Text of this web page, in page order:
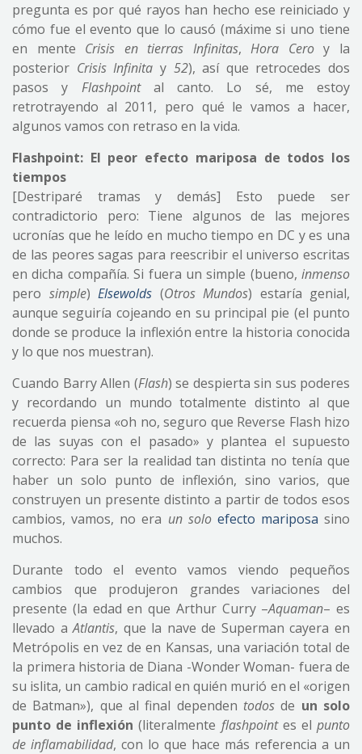
pregunta es por qué rayos han hecho ese reiniciado y
cómo fue el evento que lo causó (máxime si uno tiene
en mente Crisis en tierras Infinitas,Hora Ceroy la
posterior Crisis Infinita y 52), así que retrocedes dos
pasos y Flashpointal canto. Lo sé, me estoy
retrotrayendo al 2011, pero qué le vamos a hacer,
algunos vamos con retraso en la vida.
Flashpoint: El peor efecto mariposa de todos los
tiempos
[Destriparé tramas y demás] Esto puede ser
contradictorio pero: Tiene algunos de las mejores
ucronías que he leído en mucho tiempo en DC y es una
de las peores sagas para reescribir el universo escritas
en dicha compañía. Si fuera un simple (bueno, inmenso
pero simple) Elsewolds (Otros Mundos) estaría genial,
aunque seguiría cojeando en su principal pie (el punto
donde se produce la inflexión entre la historia conocida
y lo que nos muestran).
Cuando Barry Allen (Flash) se despierta sin sus poderes
y recordando un mundo totalmente distinto al que
recuerda piensa «oh no, seguro que Reverse Flash hizo
de las suyas con el pasado» y plantea el supuesto
correcto: Para ser la realidad tan distinta no tenía que
haber un solo punto de inflexión, sino varios, que
construyen un presente distinto a partir de todos esos
cambios, vamos, no era un solo efecto mariposa sino
muchos.
Durante todo el evento vamos viendo pequeños
cambios que produjeron grandes variaciones del
presente (la edad en que Arthur Curry –Aquaman– es
llevado aAtlantis, que la nave de Superman cayera en
Metrópolis en vez de en Kansas, una variación total de
la primera historia de Diana -Wonder Woman- fuera de
su islita, un cambio radical en quién murió en el «origen
de Batman»), que al final dependen todos de un solo
punto de inflexión (literalmente flashpointes elpunto
de inflamabilidad, con lo que hace más referencia a un